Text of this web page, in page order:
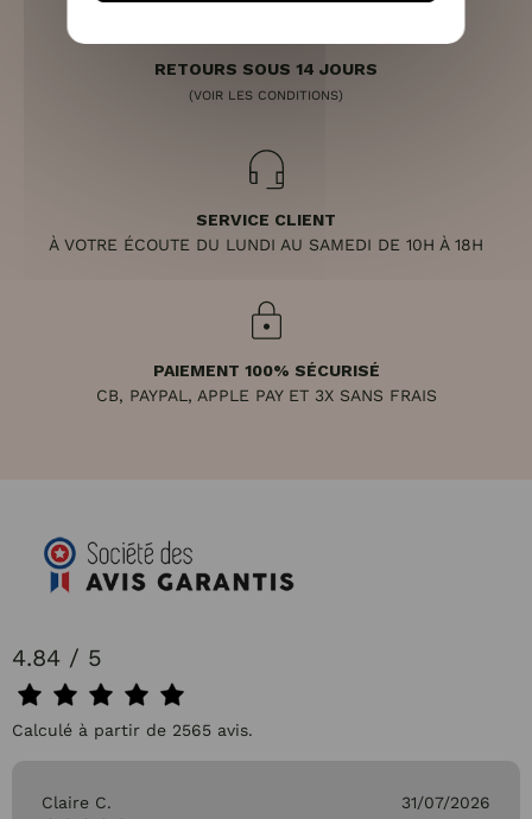
RETOURS SOUS 14 JOURS
(VOIR LES CONDITIONS)
SERVICE CLIENT
À VOTRE ÉCOUTE DU LUNDI AU SAMEDI DE 10H À 18H
PAIEMENT 100% SÉCURISÉ
CB, PAYPAL, APPLE PAY ET 3X SANS FRAIS
4.84 / 5
Calculé à partir de 2565 avis.
Claire C. 31/07/2026